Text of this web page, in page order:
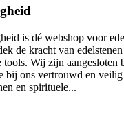
is dé webshop voor
de kracht van
tools. Wij zijn
bij ons vertrouwd en
en spirituele...